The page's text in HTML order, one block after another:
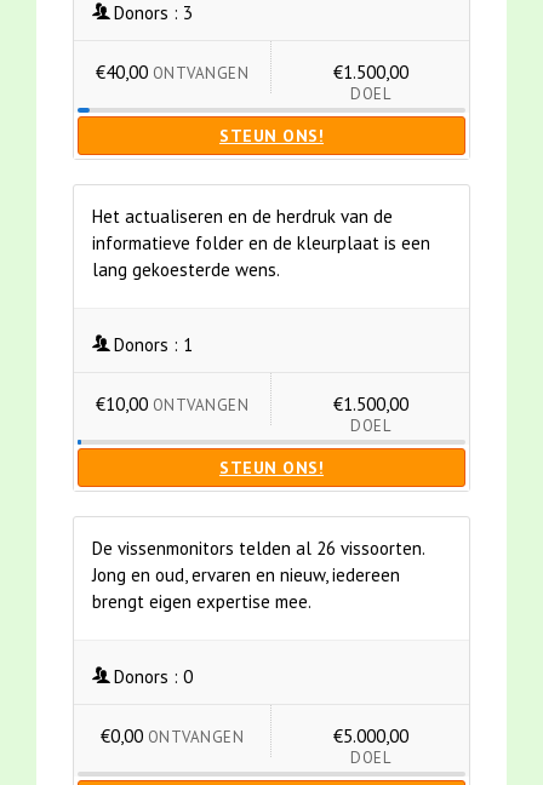
Donors : 3
€40,00 ONTVANGEN €1.500,00
DOEL
STEUN ONS!
Het actualiseren en de herdruk van de
informatieve folder en de kleurplaat is een
lang gekoesterde wens.
Donors : 1
€10,00 ONTVANGEN €1.500,00
DOEL
STEUN ONS!
De vissenmonitors telden al 26 vissoorten.
Jong en oud, ervaren en nieuw, iedereen
brengt eigen expertise mee.
Donors : 0
€0,00 ONTVANGEN €5.000,00
DOEL